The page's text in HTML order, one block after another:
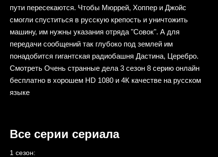
пути пересекаются. Чтобы Мюррей, Хоппер и Джойс
смогли спуститься в русскую крепость и уничтожить
машину, им нужны указания отряда "Совок". А для
передачи сообщений так глубоко под землей им
понадобится гигантская радиобашня Дастина, Церебро.
Смотреть Очень странные дела 3 сезон 8 серию онлайн
бесплатно в хорошем HD 1080 и 4К качестве на русском
языке
Все серии сериала
1 сезон: